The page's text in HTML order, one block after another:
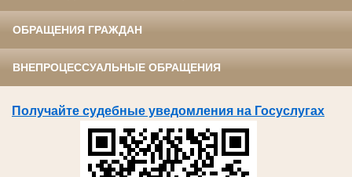
ОБРАЩЕНИЯ ГРАЖДАН
ВНЕПРОЦЕССУАЛЬНЫЕ ОБРАЩЕНИЯ
Получайте судебные уведомления на Госуслугах